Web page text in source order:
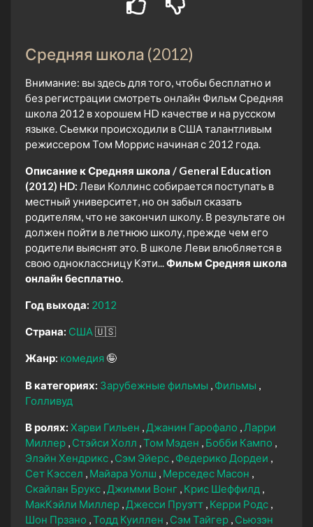
Средняя школа (2012)
Внимание: вы здесь для того, чтобы бесплатно и
без регистрации смотреть онлайн Фильм Средняя
школа 2012 в хорошем HD качестве и на русском
языке. Сьемки происходили в США талантливым
режиссером Том Моррис начиная с 2012 года.
Описание к Средняя школа / General Education
(2012) HD: Леви Коллинс собирается поступать в
местный университет, но он забыл сказать
родителям, что не закончил школу. В результате он
должен пойти в летнюю школу, прежде чем его
родители выяснят это. В школе Леви влюбляется в
свою одноклассницу Кэти...Фильм Средняя школа
онлайн бесплатно.
Год выхода: 2012
Страна: США🇺🇸
Жанр: комедия 🤪
В категориях: Зарубежные фильмы
Фильмы
Голливуд
В ролях: Харви Гильен Джанин Гарофало
Ларри
Миллер Стэйси Холл Том Мэден
Бобби Кампо
Элэйн Хендрикс Сэм Эйерс Федерико Дордеи
Сет Кэссел
Майара Уолш
Мерседес Масон
Скайлан Брукс Джимми Вонг Крис Шеффилд
МакКэйли Миллер Джесси Пруэтт Керри Родс
Шон Прзано Тодд Куиллен Сэм Тайгер Сьюзэн